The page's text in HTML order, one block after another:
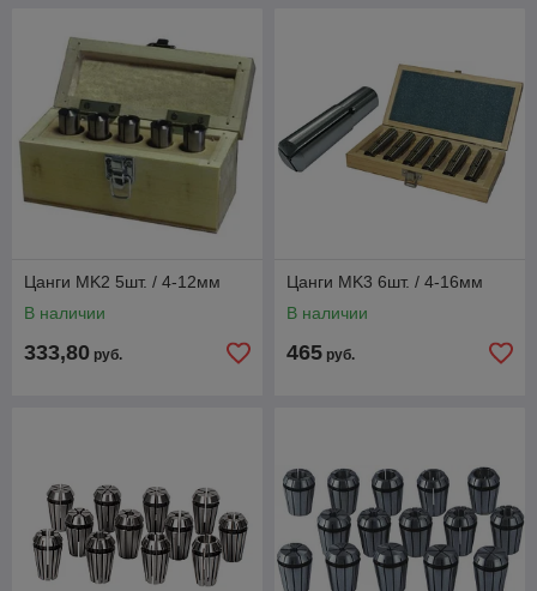
Цанги MK2 5шт. / 4-12мм
В наличии
333,80 руб.
Цанги MK3 6шт. / 4-16мм
В наличии
465 руб.